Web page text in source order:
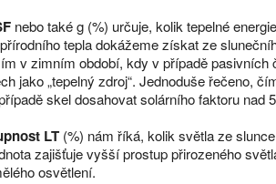
nebo také g (%) určuje, kolik tepelné
tepla dokážeme získat ze
v zimním období, kdy v případě
jako „tepelný zdroj“. Jednoduše řečeno,
skel dosahovat solárního faktoru nad
LT (%) nám říká, kolik světla ze
zajišťuje vyšší prostup přirozeného
osvětlení.